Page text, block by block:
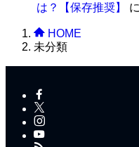
は？【保存推奨】
HOME
未分類